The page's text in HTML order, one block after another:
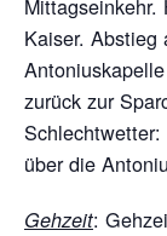
Mittagseinkehr.
Kaiser. Abstieg
zurück zur
über die
Gehzeit: